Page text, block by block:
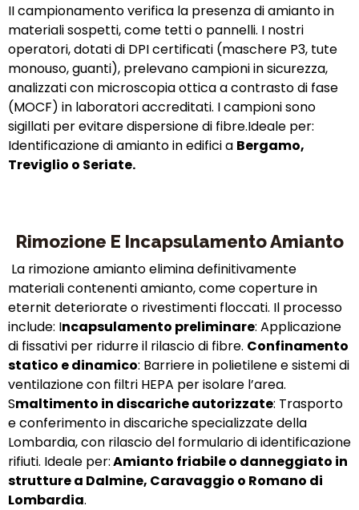
IIcampionamento verifica la presenza di amianto in
materiali sospetti, come tetti o pannelli. I nostri
operatori, dotati di DPI certificati (maschere P3, tute
monouso, guanti), prelevano campioni in sicurezza,
analizzati con microscopia ottica a contrasto di fase
(MOCF) in laboratori accreditati. I campioni sono
sigillati per evitare dispersione di fibre.Ideale per:
Identificazione di amianto in edifici a Bergamo,
Treviglio o Seriate.
Rimozione E Incapsulamento Amianto
La rimozione amianto elimina definitivamente
materiali contenenti amianto, come coperture in
eternit deteriorate o rivestimenti floccati. Il processo
include: Incapsulamento preliminare: Applicazione
di fissativi per ridurre il rilascio di fibre. Confinamento
statico e dinamico: Barriere in polietilene e sistemi di
ventilazione con filtri HEPA per isolare l’area.
Smaltimento in discariche autorizzate: Trasporto
e conferimento in discariche specializzate della
Lombardia, con rilascio del formulario di identificazione
rifiuti. Ideale per:Amianto friabile o danneggiato in
strutture a Dalmine, Caravaggio o Romano di
Lombardia.